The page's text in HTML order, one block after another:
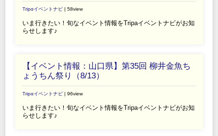
Tripαイベントナビ | 58view
いま行きたい！旬なイベント情報をTripaイベントナビがお知
らせします♪
【イベント情報：山口県】第35回 柳井金魚ち
ょうちん祭り（8/13）
Tripαイベントナビ | 96view
いま行きたい！旬なイベント情報をTripaイベントナビがお知
らせします♪